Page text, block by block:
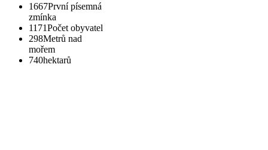
1667První písemná
zmínka
1171Počet obyvatel
298Metrů nad
mořem
740hektarů